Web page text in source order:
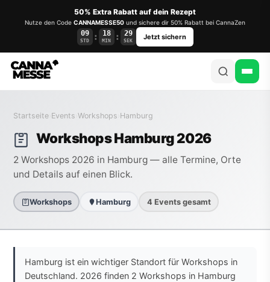
50% Extra Rabatt auf dein Rezept
Nutze den Code CANNAMESSE50 und sichere dir 50% Rabatt bei CannaZen
09
STD : 18
MIN : 29
SEK Jetzt sichern
Startseite Events Workshops Hamburg
Workshops Hamburg 2026
2 Workshops 2026 in Hamburg — alle Termine, Orte
und Details auf einen Blick.
Workshops Hamburg 4 Events gesamt
Hamburg ist ein wichtiger Standort für Workshops in
Deutschland. 2026 finden 2 Workshops in Hamburg